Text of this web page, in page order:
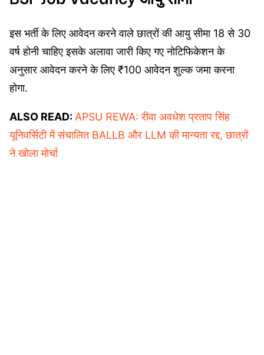
इस भर्ती के लिए आवेदन करने वाले छात्रों की आयु सीमा 18 से 30
वर्ष होनी चाहिए इसके अलावा जारी किए गए नोटिफिकेशन के
अनुसार आवेदन करने के लिए ₹100 आवेदन शुल्क जमा करना
होगा.
ALSO READ: APSU REWA: रीवा अवधेश प्रताप सिंह
यूनिवर्सिटी में संचालित BALLB और LLM की मान्यता रद्द, छात्रों
ने खोला मोर्चा